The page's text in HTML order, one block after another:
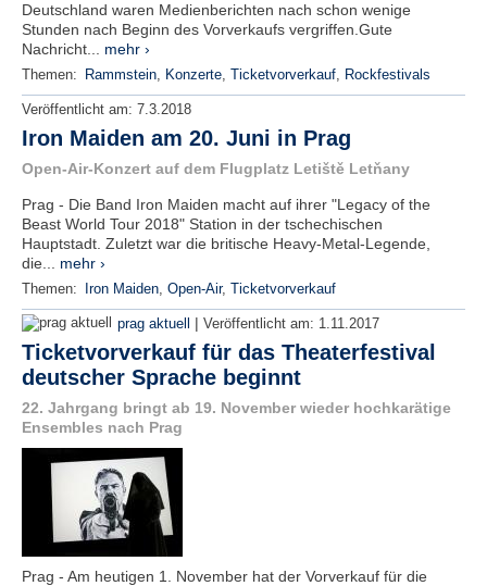
Deutschland waren Medienberichten nach schon wenige
Stunden nach Beginn des Vorverkaufs vergriffen.Gute
Nachricht... mehr ›
Themen: Rammstein, Konzerte, Ticketvorverkauf, Rockfestivals
Veröffentlicht am: 7.3.2018
Iron Maiden am 20. Juni in Prag
Open-Air-Konzert auf dem Flugplatz Letiště Letňany
Prag - Die Band Iron Maiden macht auf ihrer "Legacy of the
Beast World Tour 2018" Station in der tschechischen
Hauptstadt. Zuletzt war die britische Heavy-Metal-Legende,
die... mehr ›
Themen: Iron Maiden, Open-Air, Ticketvorverkauf
prag aktuell | Veröffentlicht am: 1.11.2017
Ticketvorverkauf für das Theaterfestival
deutscher Sprache beginnt
22. Jahrgang bringt ab 19. November wieder hochkarätige
Ensembles nach Prag
Prag - Am heutigen 1. November hat der Vorverkauf für die